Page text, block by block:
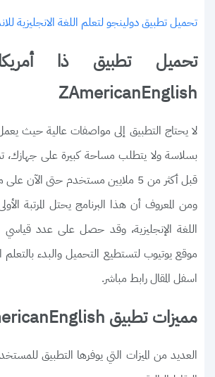
تحميل تطبيق دولينجو لتعلم اللغة الانجليزية
تحميل تطبيق ذا
ZAmericanEnglish
لا يحتاج التطبيق إلى مواصفات عالية حيث
بسلاسة ولا يتطلب مساحة كبيرة على جهازك،
ومن المعروف أن هذا البرنامج يحتل المرتبة
اللغة الإنجليزية، وقد حصل على عدد
موقع يوتيوب لتستطيع التحميل والبدء
اسفل المقال رابط مباشر.
مميزات تطبيق ZAmericanEnglish
العديد من الميزات التي يوفرها التطبيق